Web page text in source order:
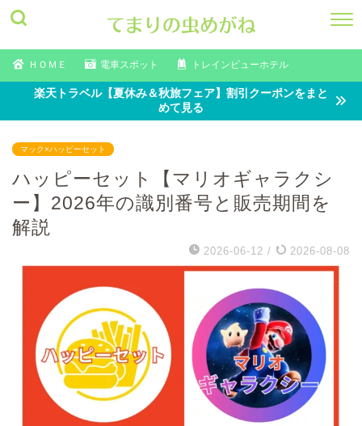
ＨＯＭＥ 電車スポット トレインビューホテル
楽天トラベル【夏休み＆秋旅フェア】割引クーポンをまと
めて見る
マック×ハッピーセット
ハッピーセット【マリオギャラクシ
ー】2026年の識別番号と販売期間を
解説
2026-06-12 / 2026-08-08